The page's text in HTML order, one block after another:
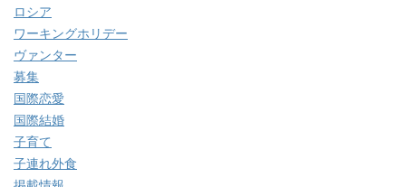
ロシア
ワーキングホリデー
ヴァンター
募集
国際恋愛
国際結婚
子育て
子連れ外食